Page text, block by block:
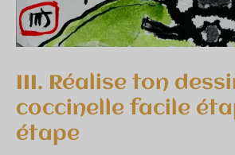
III. Réalise ton
coccinelle facile
étape